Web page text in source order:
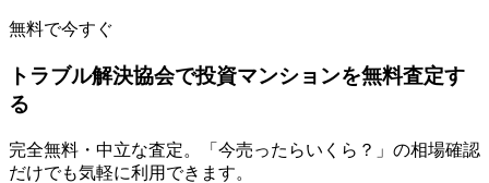
無料で今すぐ
トラブル解決協会で投資マンションを無料査定す
る
完全無料・中立な査定。「今売ったらいくら？」の相場確認
だけでも気軽に利用できます。